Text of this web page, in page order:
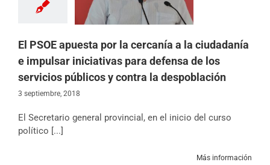
y contra la
El PSOE apuesta por la cercanía a la ciudadanía
e impulsar iniciativas para defensa de los
servicios públicos y contra la despoblación
3 septiembre, 2018
El Secretario general provincial, en el inicio del curso
político [...]
Más información